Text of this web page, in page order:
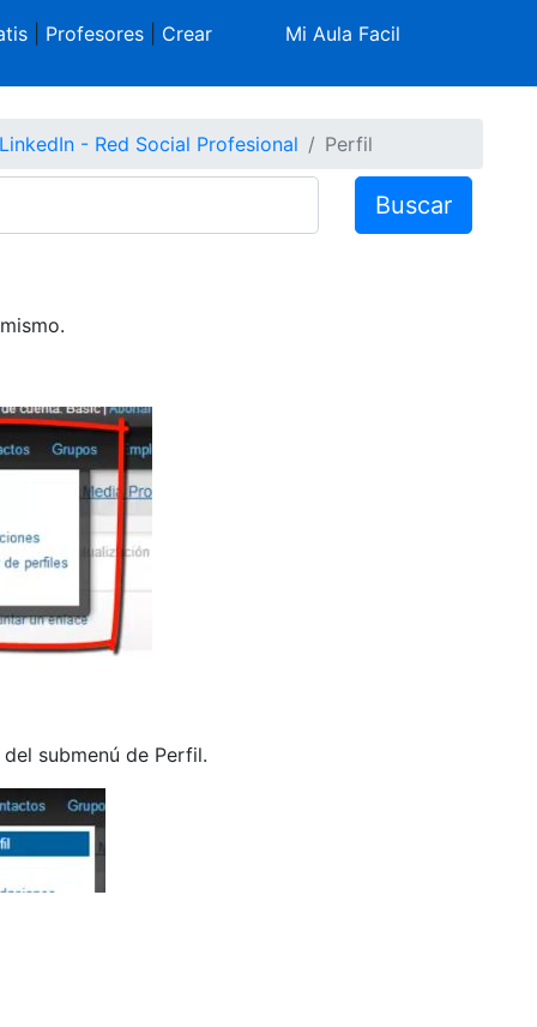
| Profesores| Crear Mi Aula Facil
- Red Social Profesional Perfil
Buscar
submenú de Perfil.